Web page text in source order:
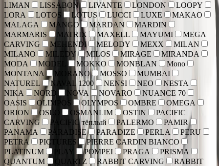
LIMAN
LISSABON LIVANTE LONDON
LOOPY
LORA
LOTOS LOTUS LUCCI LUXE
MAKAO
MALAGA
MANGO MARDAN
MARDIN
MARMARIS
MATRIX MAXELL MAYUMI
MEGA
CARVING
MEHENDI MELODY MEXX
MILAN
MILANO
MILEDY MILOS MIRAGE
MIRANDA
MODA
MODEL MOKKO MONBLAN
Mono
MONTANA
MORANO MOSSO
MUMBAI
NATUREL
NAVAL 1200 NENSI NEO
NESTA
NIKA
NORD NOVA NOVARO
NUANCE 70
OASIS
OLIMPOS OLYMPOS OMBRE
OMEGA
ORION
OSLO OSMANLIM OSTIN
PACIFIC
CARVING
PACIFIC тёплый PALERMO
PAMIR
PANAMA
PARADISE PARADIZE PERLA
PERU
PETRA
PICTURES
PIERRE CARDIN BIANCO
PLATINUM
PLAY POMPEI PRAGA
PRISMA
QUANTUM
QUARTZ RABBIT CARVING
RABBIT